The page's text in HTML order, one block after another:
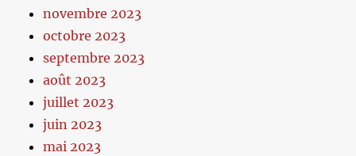
novembre 2023
octobre 2023
septembre 2023
août 2023
juillet 2023
juin 2023
mai 2023